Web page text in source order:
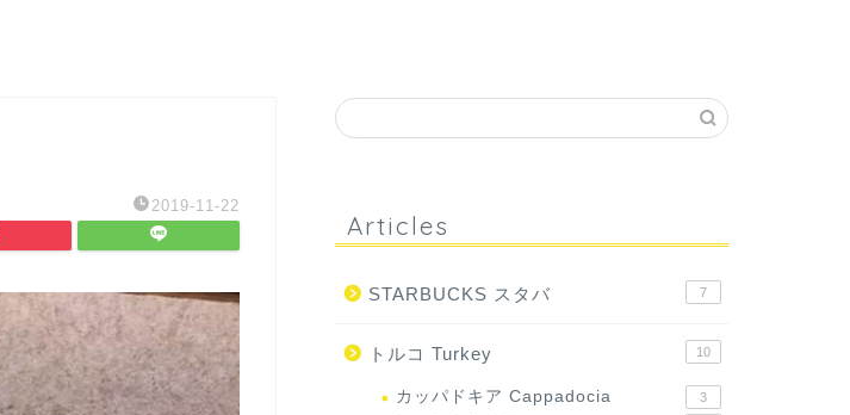
2019-11-22
Articles
STARBUCKS スタバ 7
トルコ Turkey 10
カッパドキア Cappadocia 3